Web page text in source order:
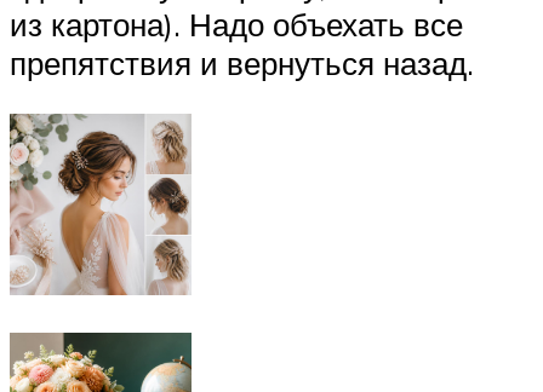
из картона). Надо объехать все
препятствия и вернуться назад.